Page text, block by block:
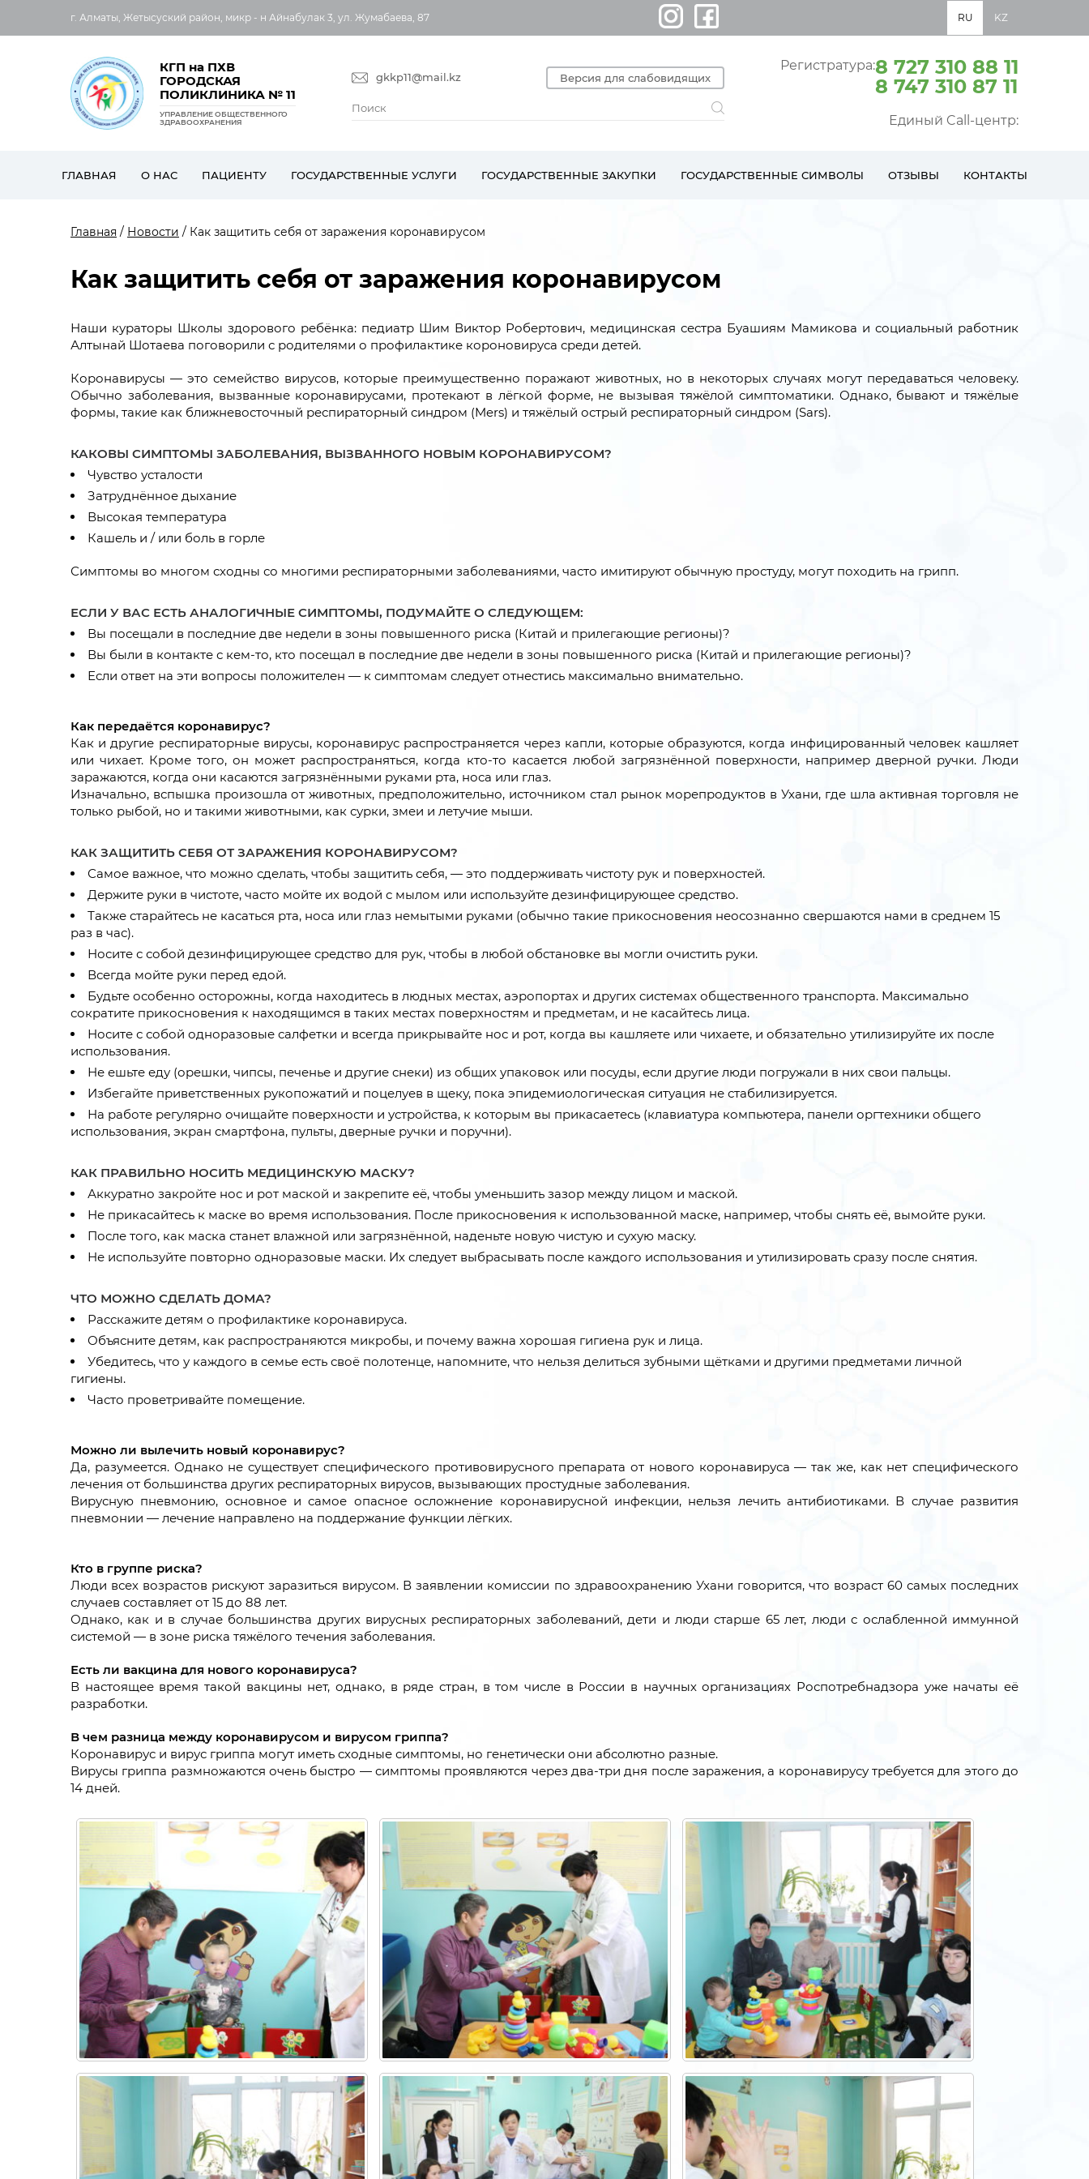
г. Алматы, Жетысуский район, микр - н Айнабулак 3, ул. Жумабаева, 87 RU KZ
КГП на ПХВ
ГОРОДСКАЯ
ПОЛИКЛИНИКА № 11
УПРАВЛЕНИЕ ОБЩЕСТВЕННОГО
ЗДРАВООХРАНЕНИЯ
gkkp11@mail.kz Версия для слабовидящих
Регистратура:8 727 310 88 11
8 747 310 87 11
Единый Call-центр:
ГЛАВНАЯ О НАС ПАЦИЕНТУ ГОСУДАРСТВЕННЫЕ УСЛУГИ ГОСУДАРСТВЕННЫЕ ЗАКУПКИ ГОСУДАРСТВЕННЫЕ СИМВОЛЫ ОТЗЫВЫ КОНТАКТЫ
Главная / Новости / Как защитить себя от заражения коронавирусом
Как защитить себя от заражения коронавирусом
Наши кураторы Школы здорового ребёнка: педиатр Шим Виктор Робертович, медицинская сестра Буашиям Мамикова и социальный работник
Алтынай Шотаева поговорили с родителями о профилактике короновируса среди детей.
Коронавирусы — это семейство вирусов, которые преимущественно поражают животных, но в некоторых случаях могут передаваться человеку.
Обычно заболевания, вызванные коронавирусами, протекают в лёгкой форме, не вызывая тяжёлой симптоматики. Однако, бывают и тяжёлые
формы, такие как ближневосточный респираторный синдром (Mers) и тяжёлый острый респираторный синдром (Sars).
КАКОВЫ СИМПТОМЫ ЗАБОЛЕВАНИЯ, ВЫЗВАННОГО НОВЫМ КОРОНАВИРУСОМ?
Чувство усталости
Затруднённое дыхание
Высокая температура
Кашель и / или боль в горле
Симптомы во многом сходны со многими респираторными заболеваниями, часто имитируют обычную простуду, могут походить на грипп.
ЕСЛИ У ВАС ЕСТЬ АНАЛОГИЧНЫЕ СИМПТОМЫ, ПОДУМАЙТЕ О СЛЕДУЮЩЕМ:
Вы посещали в последние две недели в зоны повышенного риска (Китай и прилегающие регионы)?
Вы были в контакте с кем-то, кто посещал в последние две недели в зоны повышенного риска (Китай и прилегающие регионы)?
Если ответ на эти вопросы положителен — к симптомам следует отнестись максимально внимательно.
Как передаётся коронавирус?
Как и другие респираторные вирусы, коронавирус распространяется через капли, которые образуются, когда инфицированный человек кашляет
или чихает. Кроме того, он может распространяться, когда кто-то касается любой загрязнённой поверхности, например дверной ручки. Люди
заражаются, когда они касаются загрязнёнными руками рта, носа или глаз.
Изначально, вспышка произошла от животных, предположительно, источником стал рынок морепродуктов в Ухани, где шла активная торговля не
только рыбой, но и такими животными, как сурки, змеи и летучие мыши.
КАК ЗАЩИТИТЬ СЕБЯ ОТ ЗАРАЖЕНИЯ КОРОНАВИРУСОМ?
Самое важное, что можно сделать, чтобы защитить себя, — это поддерживать чистоту рук и поверхностей.
Держите руки в чистоте, часто мойте их водой с мылом или используйте дезинфицирующее средство.
Также старайтесь не касаться рта, носа или глаз немытыми руками (обычно такие прикосновения неосознанно свершаются нами в среднем 15
раз в час).
Носите с собой дезинфицирующее средство для рук, чтобы в любой обстановке вы могли очистить руки.
Всегда мойте руки перед едой.
Будьте особенно осторожны, когда находитесь в людных местах, аэропортах и других системах общественного транспорта. Максимально
сократите прикосновения к находящимся в таких местах поверхностям и предметам, и не касайтесь лица.
Носите с собой одноразовые салфетки и всегда прикрывайте нос и рот, когда вы кашляете или чихаете, и обязательно утилизируйте их после
использования.
Не ешьте еду (орешки, чипсы, печенье и другие снеки) из общих упаковок или посуды, если другие люди погружали в них свои пальцы.
Избегайте приветственных рукопожатий и поцелуев в щеку, пока эпидемиологическая ситуация не стабилизируется.
На работе регулярно очищайте поверхности и устройства, к которым вы прикасаетесь (клавиатура компьютера, панели оргтехники общего
использования, экран смартфона, пульты, дверные ручки и поручни).
КАК ПРАВИЛЬНО НОСИТЬ МЕДИЦИНСКУЮ МАСКУ?
Аккуратно закройте нос и рот маской и закрепите её, чтобы уменьшить зазор между лицом и маской.
Не прикасайтесь к маске во время использования. После прикосновения к использованной маске, например, чтобы снять её, вымойте руки.
После того, как маска станет влажной или загрязнённой, наденьте новую чистую и сухую маску.
Не используйте повторно одноразовые маски. Их следует выбрасывать после каждого использования и утилизировать сразу после снятия.
ЧТО МОЖНО СДЕЛАТЬ ДОМА?
Расскажите детям о профилактике коронавируса.
Объясните детям, как распространяются микробы, и почему важна хорошая гигиена рук и лица.
Убедитесь, что у каждого в семье есть своё полотенце, напомните, что нельзя делиться зубными щётками и другими предметами личной
гигиены.
Часто проветривайте помещение.
Можно ли вылечить новый коронавирус?
Да, разумеется. Однако не существует специфического противовирусного препарата от нового коронавируса — так же, как нет специфического
лечения от большинства других респираторных вирусов, вызывающих простудные заболевания.
Вирусную пневмонию, основное и самое опасное осложнение коронавирусной инфекции, нельзя лечить антибиотиками. В случае развития
пневмонии — лечение направлено на поддержание функции лёгких.
Кто в группе риска?
Люди всех возрастов рискуют заразиться вирусом. В заявлении комиссии по здравоохранению Ухани говорится, что возраст 60 самых последних
случаев составляет от 15 до 88 лет.
Однако, как и в случае большинства других вирусных респираторных заболеваний, дети и люди старше 65 лет, люди с ослабленной иммунной
системой — в зоне риска тяжёлого течения заболевания.
Есть ли вакцина для нового коронавируса?
В настоящее время такой вакцины нет, однако, в ряде стран, в том числе в России в научных организациях Роспотребнадзора уже начаты её
разработки.
В чем разница между коронавирусом и вирусом гриппа?
Коронавирус и вирус гриппа могут иметь сходные симптомы, но генетически они абсолютно разные.
Вирусы гриппа размножаются очень быстро — симптомы проявляются через два-три дня после заражения, а коронавирусу требуется для этого до
14 дней.